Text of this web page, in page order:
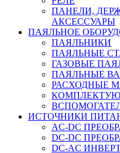
ПАНЕЛИ,
АКСЕССУАРЫ
ПАЯЛЬНОЕ
ПАЯЛЬНИКИ
ПАЯЛЬНЫЕ
ГАЗОВЫЕ
ПАЯЛЬНЫЕ
РАСХОДНЫЕ
ИСТОЧНИКИ
AC-DC
DC-DC
DC-AC